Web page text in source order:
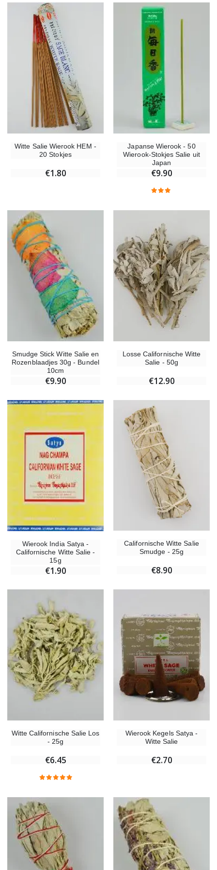
Witte Salie Wierook HEM -
20 Stokjes
€1.80
Japanse Wierook - 50
Wierook-Stokjes Salie uit
Japan
€9.90
Smudge Stick Witte Salie en
Rozenblaadjes 30g - Bundel
10cm
€9.90
Losse Californische Witte
Salie - 50g
€12.90
Wierook India Satya -
Californische Witte Salie -
15g
€1.90
Californische Witte Salie
Smudge - 25g
€8.90
Witte Californische Salie Los
- 25g
€6.45
Wierook Kegels Satya -
Witte Salie
€2.70
€23.00
€59.90 €6.00